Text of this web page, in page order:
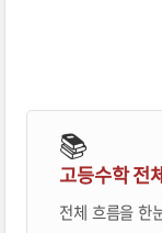
📚
고등수학 전
전체 흐름을 한